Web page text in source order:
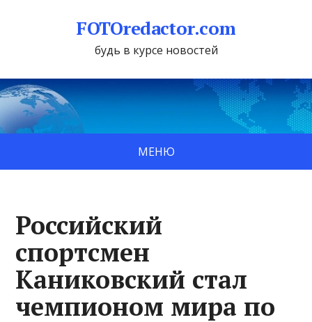
FOTOredactor.com
будь в курсе новостей
МЕНЮ
Российский
спортсмен
Каниковский стал
чемпионом мира по